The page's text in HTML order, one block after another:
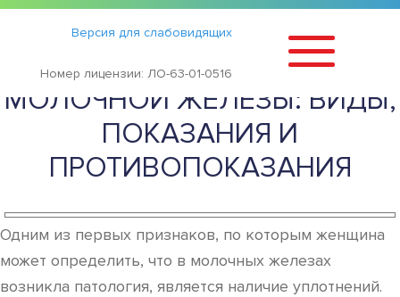
Версия для слабовидящих
Номер лицензии: ЛО-63-01-0516
Статьи ›
СЕКТОРАЛЬНАЯ РЕЗЕКЦИЯ
МОЛОЧНОЙ ЖЕЛЕЗЫ: ВИДЫ,
ПОКАЗАНИЯ И
ПРОТИВОПОКАЗАНИЯ
Одним из первых признаков, по которым женщина
может определить, что в молочных железах
возникла патология, является наличие уплотнений.